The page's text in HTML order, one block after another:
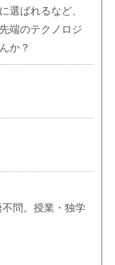
選ばれるなど、
端のテクノロジ
か？
問。授業・独学